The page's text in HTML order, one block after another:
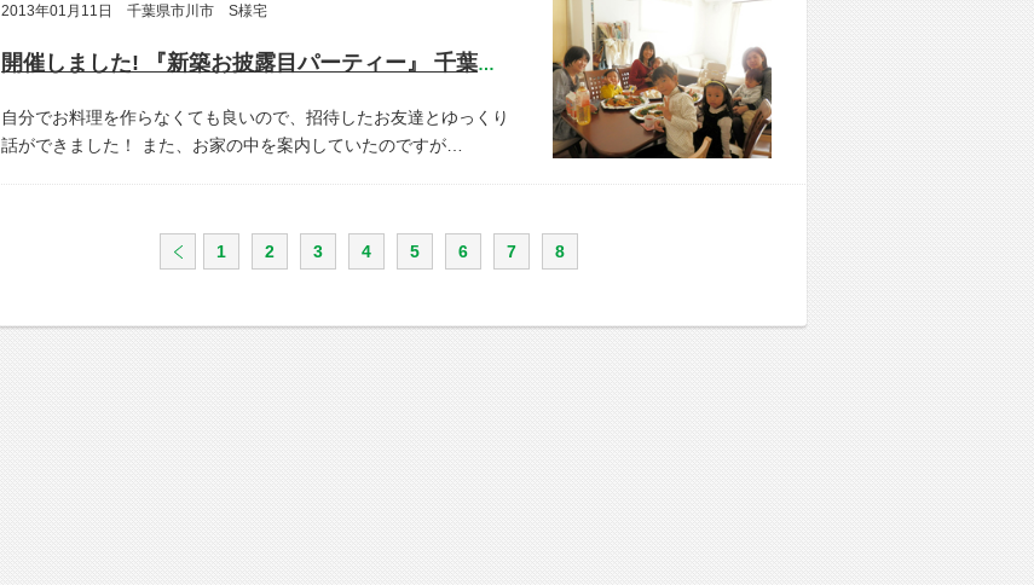
2013年01月11日 千葉県市川市 S様宅
開催しました! 『新築お披露目パーティー』 千葉県市川市 S様宅
自分でお料理を作らなくても良いので、招待したお友達とゆっくり
話ができました！
また、お家の中を案内していたのですが…
1 2 3 4 5 6 7 8